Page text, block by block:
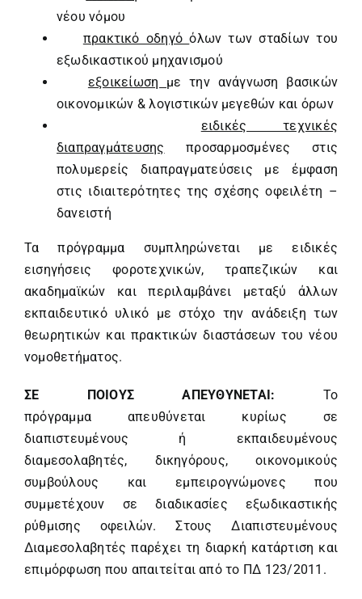
νέου νόμου
πρακτικό οδηγόόλων των σταδίων του
εξωδικαστικού μηχανισμού
εξοικείωση με την ανάγνωση βασικών
οικονομικών & λογιστικών μεγεθών και όρων
ειδικές τεχνικές
διαπραγμάτευσης προσαρμοσμένες στις
πολυμερείς διαπραγματεύσεις με έμφαση
στις ιδιαιτερότητες της σχέσης οφειλέτη –
δανειστή
Τα πρόγραμμα συμπληρώνεται με ειδικές
εισηγήσεις φοροτεχνικών, τραπεζικών και
ακαδημαϊκών και περιλαμβάνει μεταξύ άλλων
εκπαιδευτικό υλικό με στόχο την ανάδειξη των
θεωρητικών και πρακτικών διαστάσεων του νέου
νομοθετήματος.
ΣΕ ΠΟΙΟΥΣ ΑΠΕΥΘΥΝΕΤΑΙ: Το
πρόγραμμα απευθύνεται κυρίως σε
διαπιστευμένους ή εκπαιδευμένους
διαμεσολαβητές, δικηγόρους, οικονομικούς
συμβούλους και εμπειρογνώμονες που
συμμετέχουν σε διαδικασίες εξωδικαστικής
ρύθμισης οφειλών. Στους Διαπιστευμένους
Διαμεσολαβητές παρέχει τη διαρκή κατάρτιση και
επιμόρφωση που απαιτείται από το ΠΔ 123/2011.